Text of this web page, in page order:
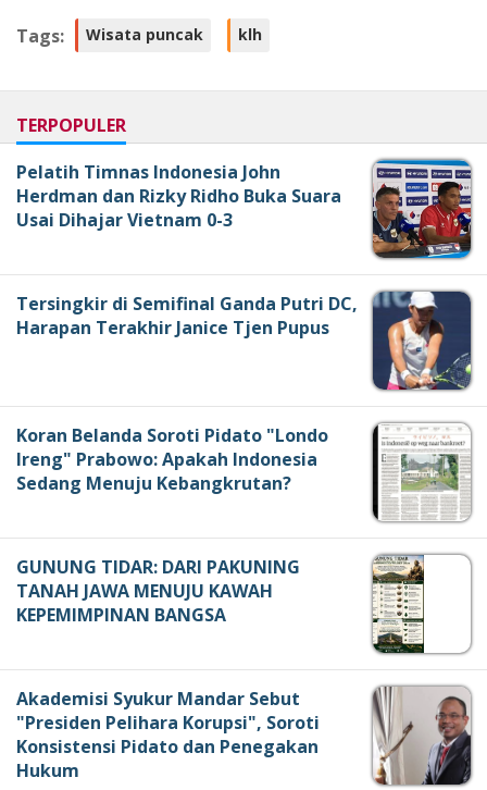
Tags: Wisata puncak klh
TERPOPULER
Pelatih Timnas Indonesia John
Herdman dan Rizky Ridho Buka Suara
Usai Dihajar Vietnam 0-3
Tersingkir di Semifinal Ganda Putri DC,
Harapan Terakhir Janice Tjen Pupus
Koran Belanda Soroti Pidato "Londo
Ireng" Prabowo: Apakah Indonesia
Sedang Menuju Kebangkrutan?
GUNUNG TIDAR: DARI PAKUNING
TANAH JAWA MENUJU KAWAH
KEPEMIMPINAN BANGSA
Akademisi Syukur Mandar Sebut
"Presiden Pelihara Korupsi", Soroti
Konsistensi Pidato dan Penegakan
Hukum